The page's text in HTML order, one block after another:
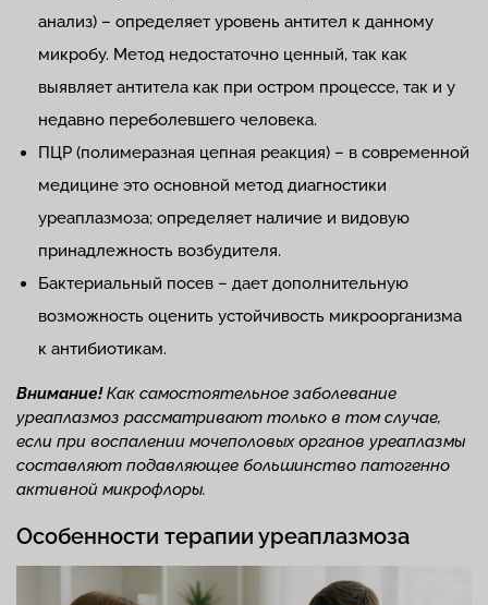
анализ) – определяет уровень антител к данному
микробу. Метод недостаточно ценный, так как
выявляет антитела как при остром процессе, так и у
недавно переболевшего человека.
ПЦР (полимеразная цепная реакция) – в современной
медицине это основной метод диагностики
уреаплазмоза; определяет наличие и видовую
принадлежность возбудителя.
Бактериальный посев – дает дополнительную
возможность оценить устойчивость микроорганизма
к антибиотикам.
Внимание! Как самостоятельное заболевание
уреаплазмоз рассматривают только в том случае,
если при воспалении мочеполовых органов уреаплазмы
составляют подавляющее большинство патогенно
активной микрофлоры.
Особенности терапии уреаплазмоза